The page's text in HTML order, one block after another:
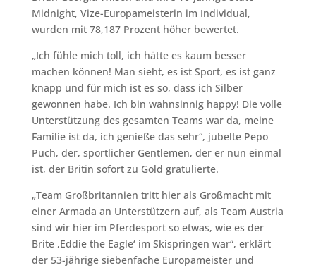
Midnight, Vize-Europameisterin im Individual,
wurden mit 78,187 Prozent höher bewertet.
„Ich fühle mich toll, ich hätte es kaum besser
machen können! Man sieht, es ist Sport, es ist ganz
knapp und für mich ist es so, dass ich Silber
gewonnen habe. Ich bin wahnsinnig happy! Die volle
Unterstützung des gesamten Teams war da, meine
Familie ist da, ich genieße das sehr“, jubelte Pepo
Puch, der, sportlicher Gentlemen, der er nun einmal
ist, der Britin sofort zu Gold gratulierte.
„Team Großbritannien tritt hier als Großmacht mit
einer Armada an Unterstützern auf, als Team Austria
sind wir hier im Pferdesport so etwas, wie es der
Brite ,Eddie the Eagle‘ im Skispringen war“, erklärt
der 53-jährige siebenfache Europameister und